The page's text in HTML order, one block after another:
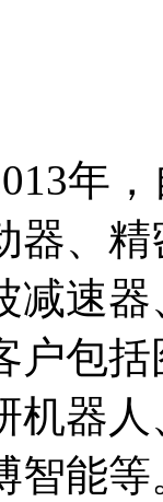
年，
器、
减速
户包
机器
智能等